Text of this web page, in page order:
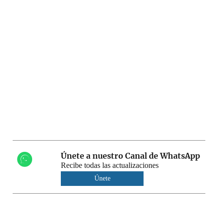
Únete a nuestro Canal de WhatsApp
Recibe todas las actualizaciones
Únete